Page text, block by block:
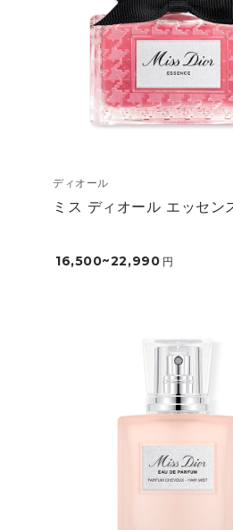
ディオール
ミス ディオール エッセン
16,500~22,990 円